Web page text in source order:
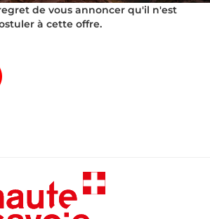
de vous annoncer qu'il n'est
à cette offre.